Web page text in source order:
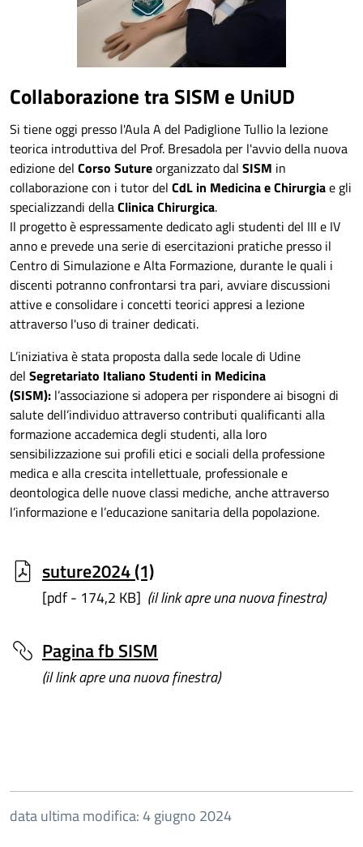
Collaborazione tra SISM e UniUD
Si tiene oggi presso l'Aula A del Padiglione Tullio la lezione
teorica introduttiva del Prof. Bresadola per l'avvio della nuova
edizione del Corso Sutureorganizzato dal SISM in
collaborazione con i tutor del CdL in Medicina e Chirurgiae gli
specializzandi dellaClinica Chirurgica.
Il progetto è espressamente dedicato agli studenti del III e IV
anno e prevede una serie di esercitazioni pratiche presso il
Centro di Simulazione e Alta Formazione, durante le quali i
discenti potranno confrontarsi tra pari, avviare discussioni
attive e consolidare i concetti teorici appresi a lezione
attraverso l'uso di trainer dedicati.
L’iniziativa è stata proposta dalla sede locale di Udine
del Segretariato Italiano Studenti in Medicina
(SISM): l’associazione si adopera per rispondere ai bisogni di
salute dell’individuo attraverso contributi qualificanti alla
formazione accademica degli studenti, alla loro
sensibilizzazione sui profili etici e sociali della professione
medica e alla crescita intellettuale, professionale e
deontologica delle nuove classi mediche, anche attraverso
l’informazione e l’educazione sanitaria della popolazione.
suture2024 (1)
[pdf - 174,2 KB] (il link apre una nuova finestra)
Pagina fb SISM
(il link apre una nuova finestra)
data ultima modifica: 4 giugno 2024